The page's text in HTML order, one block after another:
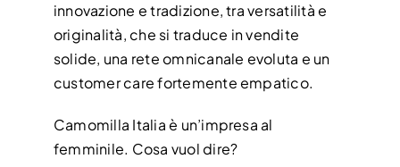
innovazione e tradizione, tra versatilità e
originalità, che si traduce in vendite
solide, una rete omnicanale evoluta e un
customer care fortemente empatico.
Camomilla Italia è un’impresa al
femminile. Cosa vuol dire?